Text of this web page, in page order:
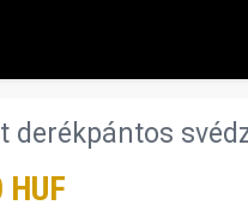
derékpántos